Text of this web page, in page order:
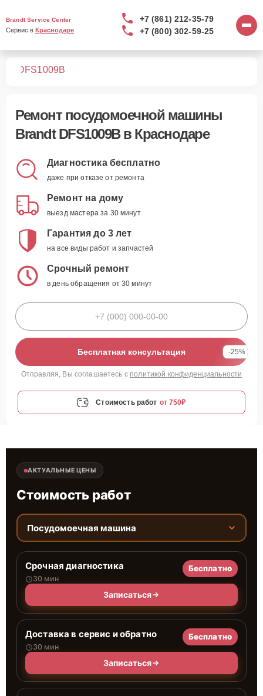
Brandt Service Center
Сервис в Краснодаре
+7 (861) 212-35-79
+7 (800) 302-59-25
DFS1009B
Ремонт посудомоечной машины
Brandt DFS1009Bв Краснодаре
Диагностика бесплатно
даже при отказе от ремонта
Ремонт на дому
выезд мастера за 30 минут
Гарантия до 3 лет
на все виды работ и запчастей
Срочный ремонт
в день обращения от 30 минут
Бесплатная консультация -25%
Отправляя, Вы соглашаетесь с политикой конфиденциальности
Стоимость работ от 750₽
АКТУАЛЬНЫЕ ЦЕНЫ
Стоимость работ
Посудомоечная машина
Срочная диагностика
30 мин
Бесплатно
Записаться
Доставка в сервис и обратно
30 мин
Бесплатно
Записаться